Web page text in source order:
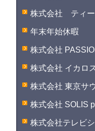
株式会社 ティ
年末年始休暇
株式会社
株式会社 イカロス
株式会社 東京サ
株式会社 SOLIS
株式会社テレビ